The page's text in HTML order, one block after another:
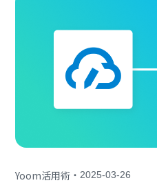
Yoom活用術 ・2025-03-26